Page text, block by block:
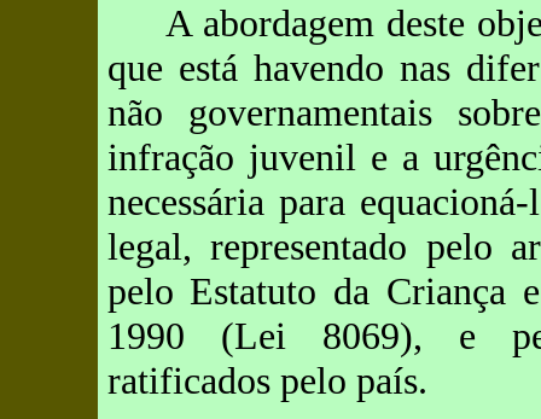
A abordagem deste
que está havendo nas
não governamentais
infração juvenil e a
necessária para
legal, representado pelo
pelo Estatuto da Criança
1990 (Lei 8069), e
ratificados pelo país.